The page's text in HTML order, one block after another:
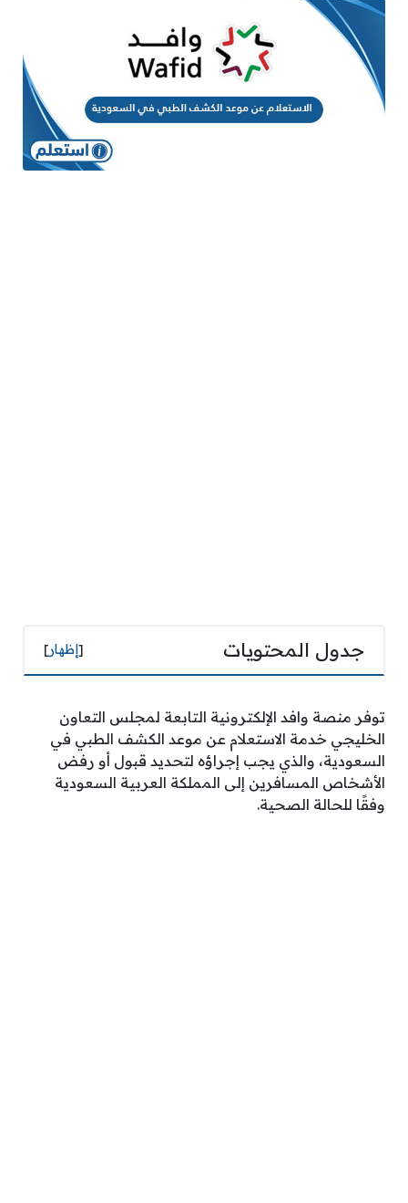
جدول المحتويات [ إظهار]
توفر منصة وافد الإلكترونية التابعة لمجلس التعاون
الخليجي خدمة الاستعلام عن موعد الكشف الطبي في
السعودية، والذي يجب إجراؤه لتحديد قبول أو رفض
الأشخاص المسافرين إلى المملكة العربية السعودية
وفقًا للحالة الصحية.